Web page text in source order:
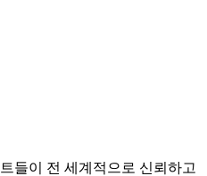
들이 전 세계적으로 신뢰하고